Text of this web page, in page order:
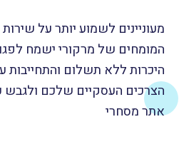
מעוניינים לשמוע יותר על
המומחים של מרקורי ישמח
היכרות ללא תשלום והתחייבות
הצרכים העסקיים שלכם
אתר מסחרי